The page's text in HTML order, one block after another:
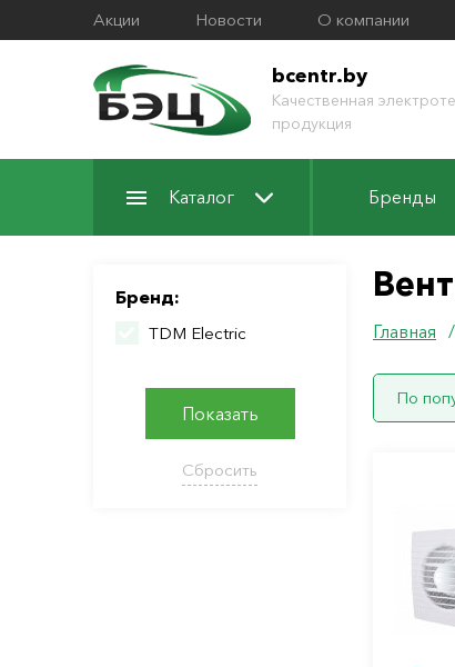
Акции Новости О компании
bcentr.by
Качественная
продукция
Каталог Бренды
Бренд:
TDM Electric
Показать
Сбросить
Главная /
По